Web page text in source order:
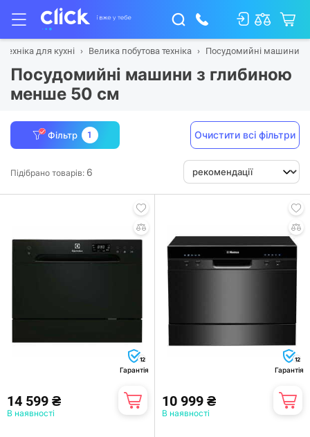
Техніка для кухні Велика побутова техніка Посудомийні машини
Посудомийні машини з глибиною
менше 50 см
Фільтр 1 Очистити всі фільтри
Підібрано товарів: 6
12
Гарантія
14 599 ₴
В наявності
12
Гарантія
10 999 ₴
В наявності